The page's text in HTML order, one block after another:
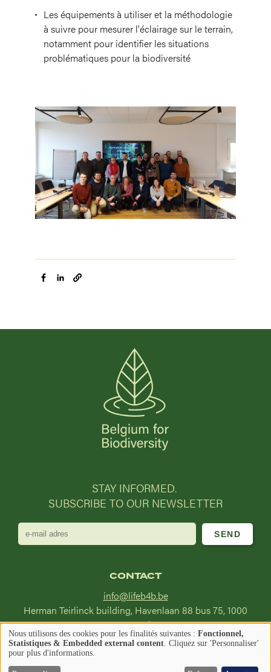
Les équipements à utiliser et la méthodologie
à suivre pour mesurer l'éclairage sur le terrain,
notamment pour identifier les situations
problématiques pour la biodiversité
Image
STAY INFORMED.
SUBSCRIBE TO OUR NEWSLETTER
e-
mail
CONTACT
info@lifeb4b.be
Herman Teirlinck building, Havenlaan 88 bus 75, 1000
Brussel
Find us on
Utilisation
des
Nous utilisons des cookies pour les finalités suivantes : Fonctionnel,
Statistiques & Embedded external content . Cliquez sur 'Personnaliser'
pour plus d'informations.